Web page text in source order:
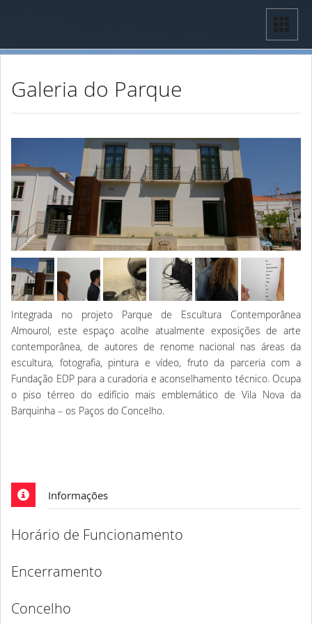
Galeria do Parque
Integrada no projeto Parque de Escultura Contemporânea
Almourol, este espaço acolhe atualmente exposições de arte
contemporânea, de autores de renome nacional nas áreas da
escultura, fotografia, pintura e vídeo, fruto da parceria com a
Fundação EDP para a curadoria e aconselhamento técnico. Ocupa
o piso térreo do edifício mais emblemático de Vila Nova da
Barquinha – os Paços do Concelho.
Informações
Horário de Funcionamento
Encerramento
Concelho